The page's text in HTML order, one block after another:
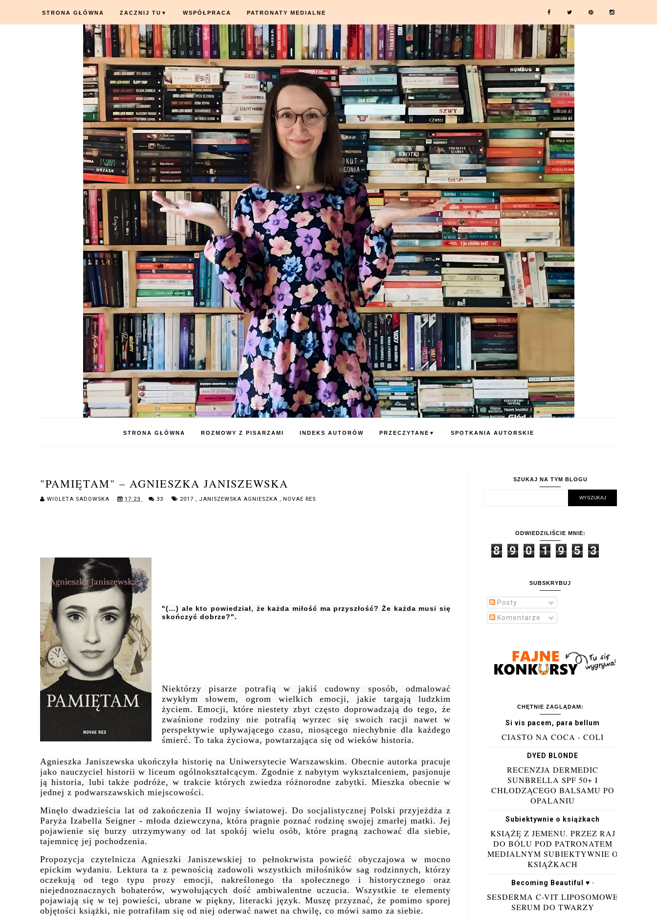
STRONA GŁÓWNA ZACZNIJ TU ▼ WSPÓŁPRACA PATRONATY MEDIALNE
STRONA GŁÓWNA ROZMOWY Z PISARZAMI INDEKS AUTORÓW PRZECZYTANE ▼ SPOTKANIA AUTORSKIE
"PAMIĘTAM" – AGNIESZKA JANISZEWSKA
WIOLETA SADOWSKA 17:23 33 2017 , JANISZEWSKA AGNIESZKA , NOVAE RES
"(…) ale kto powiedział, że każda miłość ma przyszłość? Że każda musi się
skończyć dobrze?".
Niektórzy pisarze potrafią w jakiś cudowny sposób, odmalować
zwykłym słowem, ogrom wielkich emocji, jakie targają ludzkim
życiem. Emocji, które niestety zbyt często doprowadzają do tego, że
zwaśnione rodziny nie potrafią wyrzec się swoich racji nawet w
perspektywie upływającego czasu, niosącego niechybnie dla każdego
śmierć. To taka życiowa, powtarzająca się od wieków historia.
Agnieszka Janiszewska ukończyła historię na Uniwersytecie Warszawskim. Obecnie autorka pracuje
jako nauczyciel historii w liceum ogólnokształcącym. Zgodnie z nabytym wykształceniem, pasjonuje
ją historia, lubi także podróże, w trakcie których zwiedza różnorodne zabytki. Mieszka obecnie w
jednej z podwarszawskich miejscowości.
Minęło dwadzieścia lat od zakończenia II wojny światowej. Do socjalistycznej Polski przyjeżdża z
Paryża Izabella Seigner - młoda dziewczyna, która pragnie poznać rodzinę swojej zmarłej matki. Jej
pojawienie się burzy utrzymywany od lat spokój wielu osób, które pragną zachować dla siebie,
tajemnicę jej pochodzenia.
Propozycja czytelnicza Agnieszki Janiszewskiej to pełnokrwista powieść obyczajowa w mocno
epickim wydaniu. Lektura ta z pewnością zadowoli wszystkich miłośników sag rodzinnych, którzy
oczekują od tego typu prozy emocji, nakreślonego tła społecznego i historycznego oraz
niejednoznacznych bohaterów, wywołujących dość ambiwalentne uczucia. Wszystkie te elementy
pojawiają się w tej powieści, ubrane w piękny, literacki język. Muszę przyznać, że pomimo sporej
objętości książki, nie potrafiłam się od niej oderwać nawet na chwilę, co mówi samo za siebie.
SZUKAJ NA TYM BLOGU
ODWIEDZILIŚCIE MNIE:
8 9 0 1 9 5 3
SUBSKRYBUJ
Posty
Komentarze
CHĘTNIE ZAGLĄDAM:
Si vis pacem, para bellum
CIASTO NA COCA - COLI
DYED BLONDE
RECENZJA DERMEDIC
SUNBRELLA SPF 50+ I
CHŁODZĄCEGO BALSAMU PO
OPALANIU
Subiektywnie o książkach
KSIĄŻĘ Z JEMENU. PRZEZ RAJ
DO BÓLU POD PATRONATEM
MEDIALNYM SUBIEKTYWNIE O
KSIĄŻKACH
Becoming Beautiful ♥ ·
SESDERMA C-VIT LIPOSOMOWE
SERUM DO TWARZY